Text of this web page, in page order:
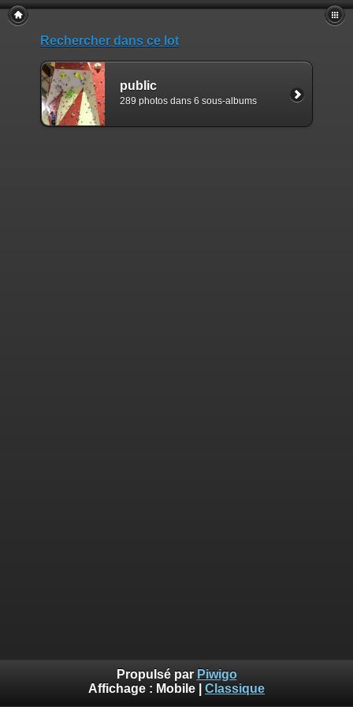
Rechercher dans ce lot
public
289 photos dans 6 sous-albums
Propulsé par Piwigo
Affichage : Mobile Classique